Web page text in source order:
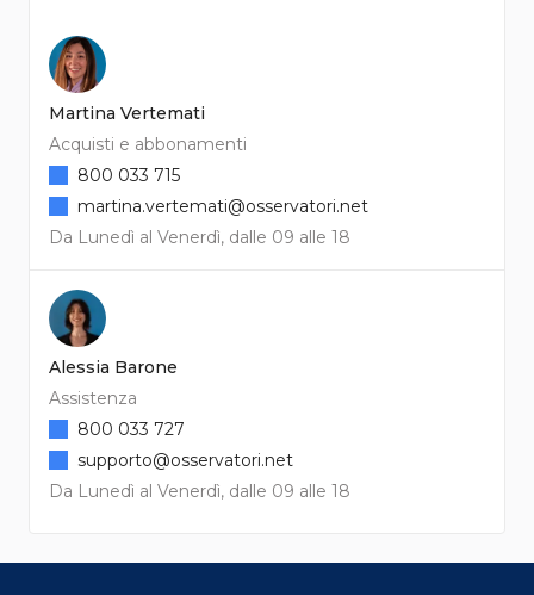
Martina Vertemati
Acquisti e abbonamenti
Da Lunedì al Venerdì, dalle 09 alle 18
800 033 715
martina.vertemati@osservatori.net
Alessia Barone
Assistenza
Da Lunedì al Venerdì, dalle 09 alle 18
800 033 727
supporto@osservatori.net